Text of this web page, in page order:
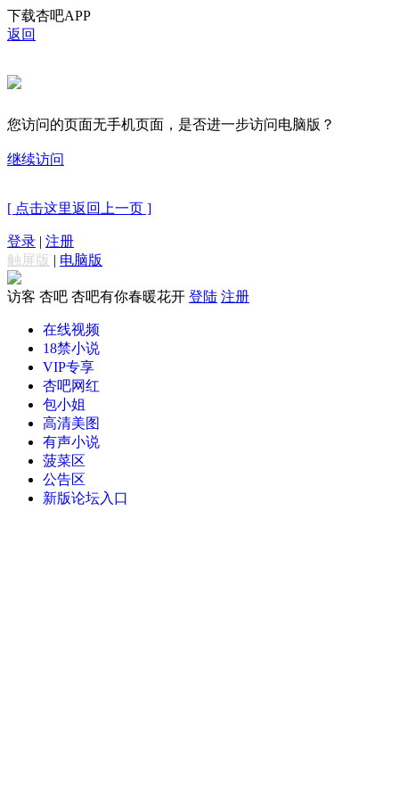
下载杏吧APP
返回
您访问的页面无手机页面，是否进一步访问电脑版？
继续访问
[ 点击这里返回上一页 ]
登录 | 注册
触屏版 | 电脑版
访客 杏吧 杏吧有你春暖花开 登陆 注册
在线视频
18禁小说
VIP专享
杏吧网红
包小姐
高清美图
有声小说
菠菜区
公告区
新版论坛入口